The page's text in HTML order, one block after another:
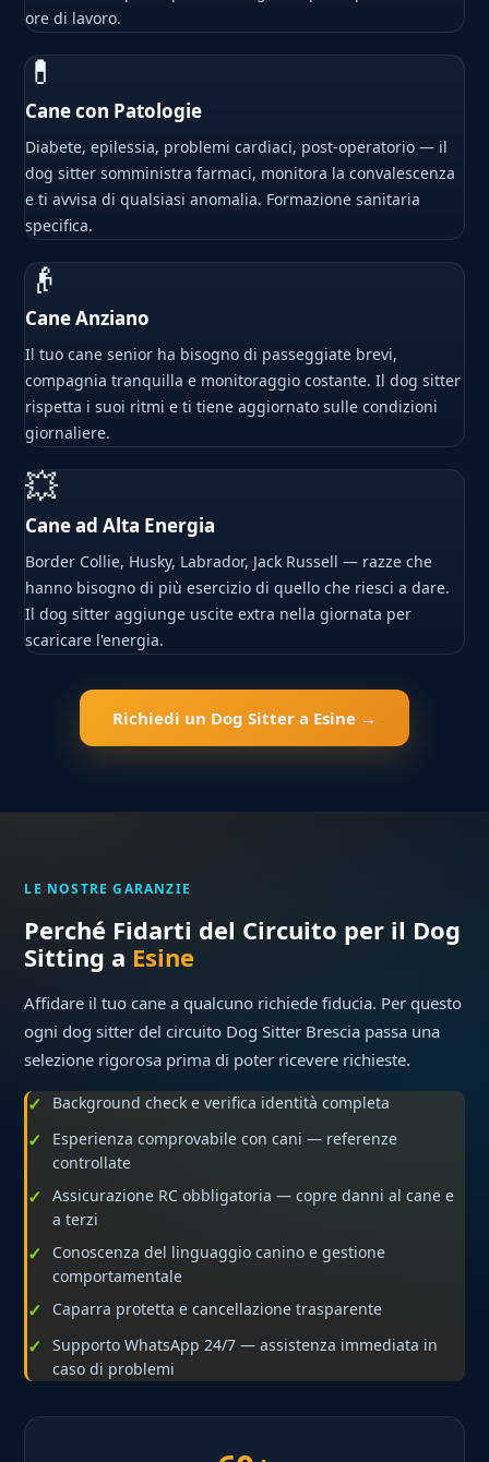
ore di lavoro.
💊
Cane con Patologie
Diabete, epilessia, problemi cardiaci, post-operatorio — il
dog sitter somministra farmaci, monitora la convalescenza
e ti avvisa di qualsiasi anomalia. Formazione sanitaria
specifica.
👴
Cane Anziano
Il tuo cane senior ha bisogno di passeggiate brevi,
compagnia tranquilla e monitoraggio costante. Il dog sitter
rispetta i suoi ritmi e ti tiene aggiornato sulle condizioni
giornaliere.
💥
Cane ad Alta Energia
Border Collie, Husky, Labrador, Jack Russell — razze che
hanno bisogno di più esercizio di quello che riesci a dare.
Il dog sitter aggiunge uscite extra nella giornata per
scaricare l'energia.
Richiedi un Dog Sitter a Esine →
LE NOSTRE GARANZIE
Perché Fidarti del Circuito per il Dog
Sitting a Esine
Affidare il tuo cane a qualcuno richiede fiducia. Per questo
ogni dog sitter del circuito Dog Sitter Brescia passa una
selezione rigorosa prima di poter ricevere richieste.
Background check e verifica identità completa
Esperienza comprovabile con cani — referenze
controllate
Assicurazione RC obbligatoria — copre danni al cane e
a terzi
Conoscenza del linguaggio canino e gestione
comportamentale
Caparra protetta e cancellazione trasparente
Supporto WhatsApp 24/7 — assistenza immediata in
caso di problemi